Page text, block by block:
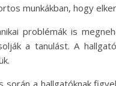
munkákban, hogy
problémák is
a tanulást. A
során a hallgatóknak